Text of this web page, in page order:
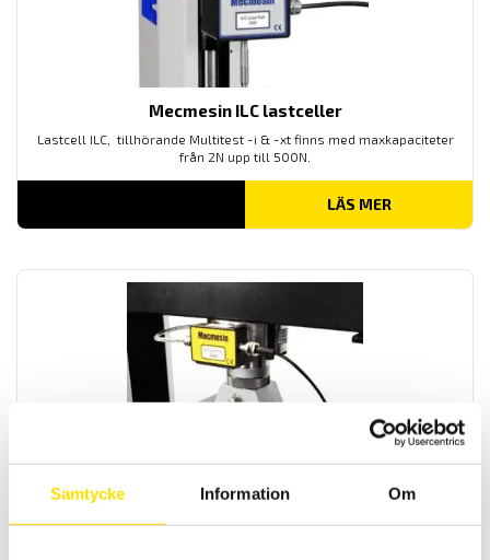
Samtycke Information Om
Mecmesin ILC lastceller
Lastcell ILC, tillhörande Multitest -i & -xt finns med maxkapaciteter
från 2N upp till 500N.
LÄS MER
Lastcell ILC-P tillhörande Multitest -i & -xt, vaianter 20 kN och 50
LÄS MER